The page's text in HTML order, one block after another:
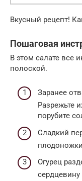
Вкусный рецепт!
Пошаговая
В этом салате все
полоской.
Заранее
Разрежьте
порубите
Сладкий
Огурец
сердцевину